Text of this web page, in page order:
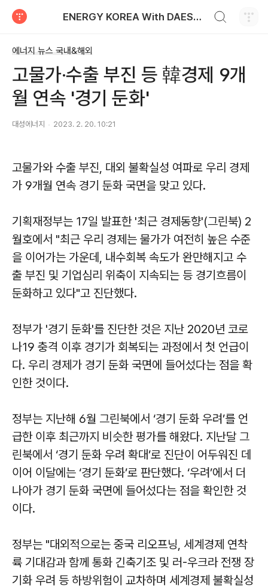
ENERGY KOREA With DAESUNG ENERGY
에너지 뉴스 국내&해외
고물가·수출 부진 등 韓경제 9개
월 연속 '경기 둔화'
대성에너지 2023. 2. 20. 10:21
고물가와 수출 부진, 대외 불확실성 여파로 우리 경제
가 9개월 연속 경기 둔화 국면을 맞고 있다.
기획재정부는 17일 발표한 '최근 경제동향'(그린북) 2
월호에서 "최근 우리 경제는 물가가 여전히 높은 수준
을 이어가는 가운데, 내수회복 속도가 완만해지고 수
출 부진 및 기업심리 위축이 지속되는 등 경기흐름이
둔화하고 있다"고 진단했다.
정부가 '경기 둔화'를 진단한 것은 지난 2020년 코로
나19 충격 이후 경기가 회복되는 과정에서 첫 언급이
다. 우리 경제가 경기 둔화 국면에 들어섰다는 점을 확
인한 것이다.
정부는 지난해 6월 그린북에서 ‘경기 둔화 우려’를 언
급한 이후 최근까지 비슷한 평가를 해왔다. 지난달 그
린북에서 ‘경기 둔화 우려 확대’로 진단이 어두워진 데
이어 이달에는 ‘경기 둔화’로 판단했다. ‘우려’에서 더
나아가 경기 둔화 국면에 들어섰다는 점을 확인한 것
이다.
정부는 "대외적으로는 중국 리오프닝, 세계경제 연착
륙 기대감과 함께 통화 긴축기조 및 러-우크라 전쟁 장
기화 우려 등 하방위험이 교차하며 세계경제 불확실성